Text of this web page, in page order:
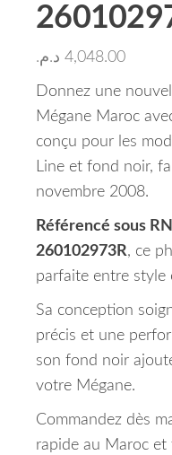
4,048.00 د.م.
Donnez une
Mégane Maroc
conçu pour les
Line et fond noir,
novembre 2008.
Référencé sous
260102973R, ce
parfaite entre style
Sa conception
précis et une
son fond noir
votre Mégane.
Commandez dès
rapide au Maroc et